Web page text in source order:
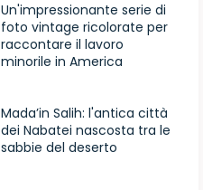
Un'impressionante serie di
foto vintage ricolorate per
raccontare il lavoro
minorile in America
Mada’in Salih: l'antica città
dei Nabatei nascosta tra le
sabbie del deserto